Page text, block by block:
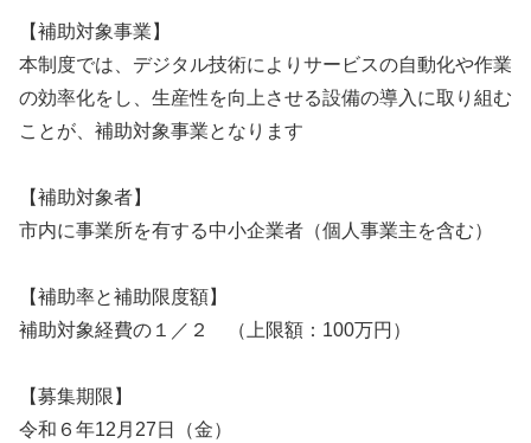
【補助対象事業】
本制度では、デジタル技術によりサービスの自動化や作業
の効率化をし、生産性を向上させる設備の導入に取り組む
ことが、補助対象事業となります
【補助対象者】
市内に事業所を有する中小企業者（個人事業主を含む）
【補助率と補助限度額】
補助対象経費の１／２ （上限額：100万円）
【募集期限】
令和６年12月27日（金）